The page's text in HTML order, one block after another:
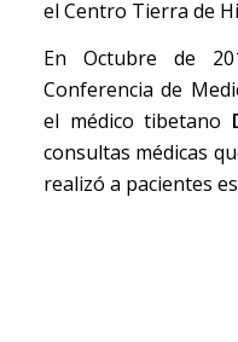
el Centro Tierra de
En Octubre de
Conferencia de
el médico tibetano
consultas médicas
realizó a pacientes